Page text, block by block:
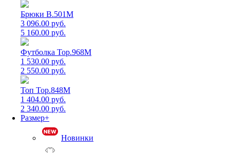
Брюки B.501M
3 096.00 руб.
5 160.00 руб.
Футболка Top.968M
1 530.00 руб.
2 550.00 руб.
Топ Top.848M
1 404.00 руб.
2 340.00 руб.
Размер+
Новинки